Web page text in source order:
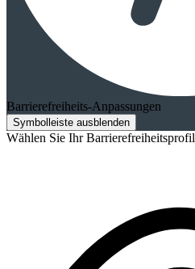
Barrierefreiheits-Anpassungen
Symbolleiste ausblenden
Wählen Sie Ihr Barrierefreiheitsprofil